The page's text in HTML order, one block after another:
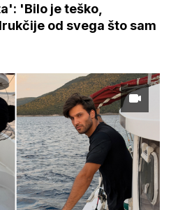
'Bilo je teško,
od svega što sam